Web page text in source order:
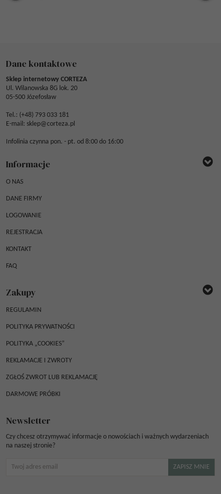
Dane kontaktowe
Sklep internetowy CORTEZA
Ul. Wilanowska 8G lok. 20
05-500 Józefosław
Tel.: (+48) 793 033 181
E-mail: sklep@corteza.pl
Infolinia czynna pon. - pt. od 8:00 do 16:00
Informacje
O NAS
DANE FIRMY
LOGOWANIE
REJESTRACJA
KONTAKT
FAQ
Zakupy
REGULAMIN
POLITYKA PRYWATNOŚCI
POLITYKA „COOKIES”
REKLAMACJE I ZWROTY
ZGŁOŚ ZWROT LUB REKLAMACJĘ
DARMOWE PRÓBKI
Newsletter
Czy chcesz otrzymywać informacje o nowościach i ważnych wydarzeniach
na naszej stronie?